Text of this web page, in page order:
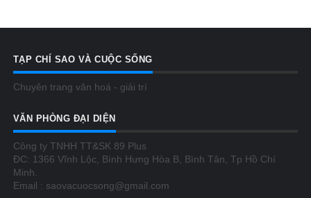
TẠP CHÍ SAO VÀ CUỘC SỐNG
Chuyên trang văn hoá - giải trí
VĂN PHÒNG ĐẠI DIỆN
Công ty TNHH TT&SK 89 Plus
ĐC: 1366 Vĩnh Lộc, Bình Hưng Hòa B, Bình Tân, Tp Hồ Chí
Minh.
Email : saovacuocsong@gmail.com